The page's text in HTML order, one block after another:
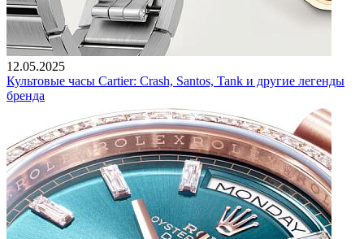
12.05.2025
Культовые часы Cartier: Crash, Santos, Tank и другие легенды
бренда